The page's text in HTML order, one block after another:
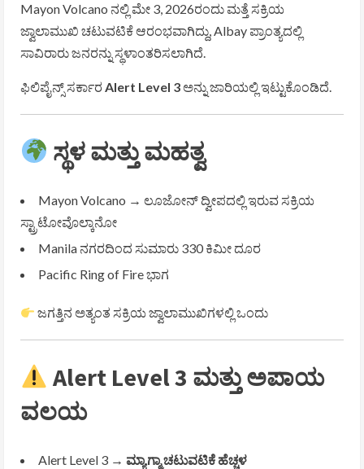
Mayon Volcano ನಲ್ಲಿ ಮೇ 3, 2026ರಂದು ಮತ್ತೆ ಸಕ್ರಿಯ
ಜ್ವಾಲಾಮುಖಿ ಚಟುವಟಿಕೆ ಆರಂಭವಾಗಿದ್ದು,Albay ಪ್ರಾಂತ್ಯದಲ್ಲಿ
ಸಾವಿರಾರು ಜನರನ್ನು ಸ್ಥಳಾಂತರಿಸಲಾಗಿದೆ.
ಫಿಲಿಪೈನ್ಸ್ ಸರ್ಕಾರAlert Level 3 ಅನ್ನು ಜಾರಿಯಲ್ಲಿ ಇಟ್ಟುಕೊಂಡಿದೆ.
ಸ್ಥಳ ಮತ್ತು ಮಹತ್ವ
Mayon Volcano → ಲೂಜೋನ್ ದ್ವೀಪದಲ್ಲಿ ಇರುವ ಸಕ್ರಿಯ
ಸ್ಟ್ರಾಟೋವೊಲ್ಕಾನೋ
Manila ನಗರದಿಂದ ಸುಮಾರು 330 ಕಿಮೀ ದೂರ
Pacific Ring of Fireಭಾಗ
ಜಗತ್ತಿನ ಅತ್ಯಂತ ಸಕ್ರಿಯ ಜ್ವಾಲಾಮುಖಿಗಳಲ್ಲಿ ಒಂದು
Alert Level 3 ಮತ್ತು ಅಪಾಯ
ವಲಯ
Alert Level 3 → ಮ್ಯಾಗ್ಮಾ ಚಟುವಟಿಕೆ ಹೆಚ್ಚಳ